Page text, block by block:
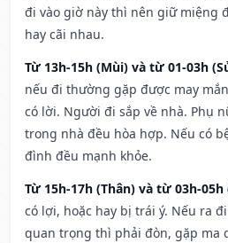
đi vào giờ này thì nên giữ miệng
hay cãi nhau.
Từ 13h-15h (Mùi) và từ 01-03h
nếu đi thường gặp được may
có lời. Người đi sắp về nhà. Phụ
trong nhà đều hòa hợp. Nếu có
đình đều mạnh khỏe.
Từ 15h-17h (Thân) và từ 03h-05h
có lợi, hoặc hay bị trái ý. Nếu ra
quan trọng thì phải đòn, gặp ma